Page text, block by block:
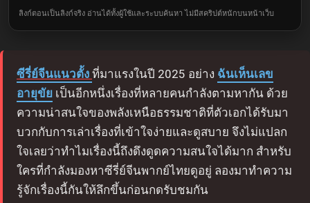
ลิงก์ตอนเป็นลิงก์จริง อ่านได้ทั้งผู้ใช้และระบบค้นหา ไม่มีสคริปต์หนักบนหน้าเว็บ
ซีรี่ย์จีนแนวตั้ง ที่มาแรงในปี 2025 อย่าง ฉันเห็นเลข
อายุขัย เป็นอีกหนึ่งเรื่องที่หลายคนกำลังตามหากัน ด้วย
ความน่าสนใจของพลังเหนือธรรมชาติที่ตัวเอกได้รับมา
บวกกับการเล่าเรื่องที่เข้าใจง่ายและดูสบาย จึงไม่แปลก
ใจเลยว่าทำไมเรื่องนี้ถึงดึงดูดความสนใจได้มาก สำหรับ
ใครที่กำลังมองหาซีรี่ย์จีนพากย์ไทยดูอยู่ ลองมาทำความ
รู้จักเรื่องนี้กันให้ลึกขึ้นก่อนกดรับชมกัน